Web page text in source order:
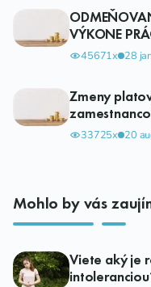
VÝKONE
45671x 28
Zmeny
33725x 20
Mohlo by vás
Viete aký je